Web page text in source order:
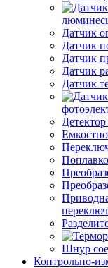
Датчик
Датчик
Датчик
Датчик
Датчик
Шнур
Контрольно-